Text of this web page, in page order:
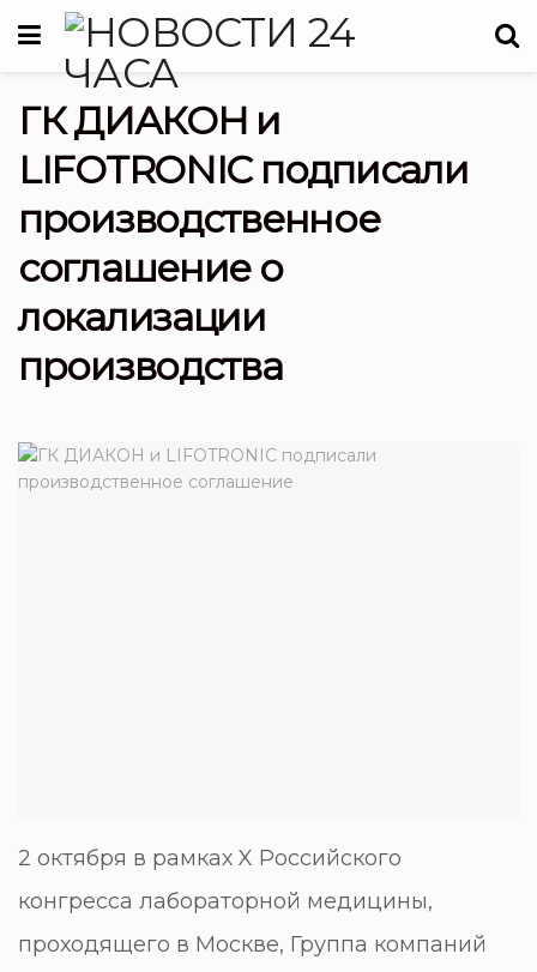
ГК ДИАКОН и
LIFOTRONIC подписали
производственное
соглашение о
локализации
производства
2 октября в рамках X Российского
конгресса лабораторной медицины,
проходящего в Москве, Группа компаний